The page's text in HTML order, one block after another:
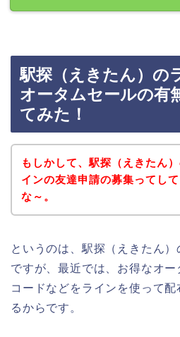
駅探（えきたん）の
オータムセールの有
てみた！
もしかして、駅探（えきたん
インの友達申請の募集ってし
な～。
というのは、駅探（えきたん
ですが、最近では、お得なオ
コードなどをラインを使って
るからです。